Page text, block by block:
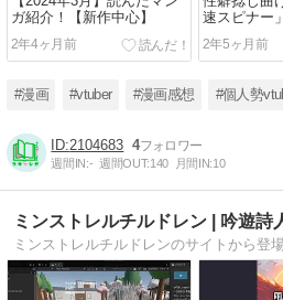
ガ紹介！【新作中心】
2年4ヶ月前
速スピナー」
2年5ヶ月前
#漫画 #vtuber #漫画感想 #個人勢
2104683 4
週間IN:- 週間OUT:140 月間IN:10
ミンストレルチルドレン | 吟遊詩